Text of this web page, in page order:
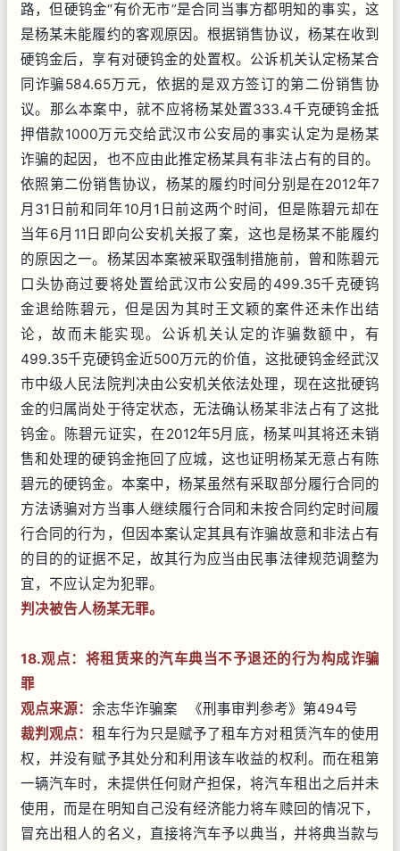
路，但硬钨金“有价无市”是合同当事方都明知的事实，这
是杨某未能履约的客观原因。根据销售协议，杨某在收到
硬钨金后，享有对硬钨金的处置权。公诉机关认定杨某合
同诈骗584.65万元，依据的是双方签订的第二份销售协
议。那么本案中，就不应将杨某处置333.4千克硬钨金抵
押借款1000万元交给武汉市公安局的事实认定为是杨某
诈骗的起因，也不应由此推定杨某具有非法占有的目的。
依照第二份销售协议，杨某的履约时间分别是在2012年7
月31日前和同年10月1日前这两个时间，但是陈碧元却在
当年6月11日即向公安机关报了案，这也是杨某不能履约
的原因之一。杨某因本案被采取强制措施前，曾和陈碧元
口头协商过要将处置给武汉市公安局的499.35千克硬钨
金退给陈碧元，但是因为其时王文颖的案件还未作出结
论，故而未能实现。公诉机关认定的诈骗数额中，有
499.35千克硬钨金近500万元的价值，这批硬钨金经武汉
市中级人民法院判决由公安机关依法处理，现在这批硬钨
金的归属尚处于待定状态，无法确认杨某非法占有了这批
钨金。陈碧元证实，在2012年5月底，杨某叫其将还未销
售和处理的硬钨金拖回了应城，这也证明杨某无意占有陈
碧元的硬钨金。本案中，杨某虽然有采取部分履行合同的
方法诱骗对方当事人继续履行合同和未按合同约定时间履
行合同的行为，但因本案认定其具有诈骗故意和非法占有
的目的的证据不足，故其行为应当由民事法律规范调整为
宜，不应认定为犯罪。
判决被告人杨某无罪。
18.观点：将租赁来的汽车典当不予退还的行为构成诈骗
罪
观点来源： 余志华诈骗案 《刑事审判参考》第494号
裁判观点：租车行为只是赋予了租车方对租赁汽车的使用
权，并没有赋予其处分和利用该车收益的权利。而在租第
一辆汽车时，未提供任何财产担保，将汽车租出之后并未
使用，而是在明知自己没有经济能力将车赎回的情况下，
冒充出租人的名义，直接将汽车予以典当，并将典当款与